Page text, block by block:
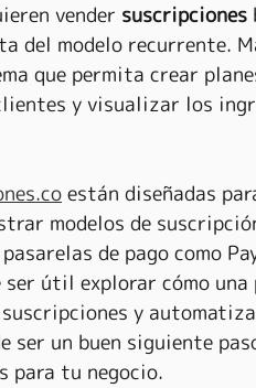
vender suscripciones
del modelo recurrente.
que permita crear
y visualizar los
están diseñadas
modelos de
de pago como
ser útil explorar cómo
y
ser un buen siguiente
para tu negocio.